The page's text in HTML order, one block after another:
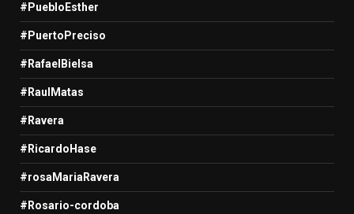
#PuebloEsther
#PuertoPreciso
#RafaelBielsa
#RaulMatas
#Ravera
#RicardoHase
#rosaMariaRavera
#Rosario-cordoba